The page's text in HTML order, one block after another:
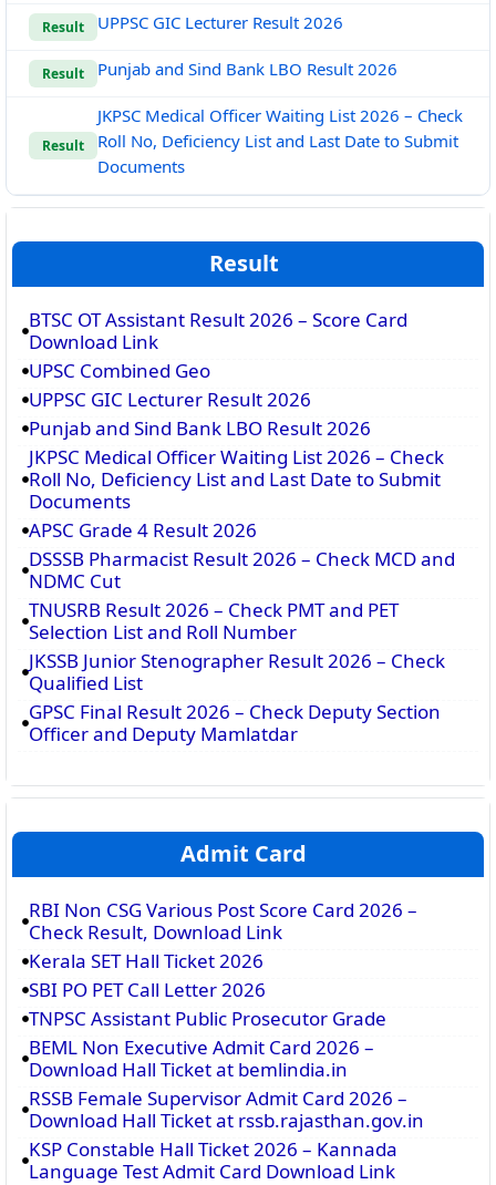
Result UPPSC GIC Lecturer Result 2026
Result Punjab and Sind Bank LBO Result 2026
Result
JKPSC Medical Officer Waiting List 2026 – Check
Roll No, Deficiency List and Last Date to Submit
Documents
Result
BTSC OT Assistant Result 2026 – Score Card
Download Link
UPSC Combined Geo
UPPSC GIC Lecturer Result 2026
Punjab and Sind Bank LBO Result 2026
JKPSC Medical Officer Waiting List 2026 – Check
Roll No, Deficiency List and Last Date to Submit
Documents
APSC Grade 4 Result 2026
DSSSB Pharmacist Result 2026 – Check MCD and
NDMC Cut
TNUSRB Result 2026 – Check PMT and PET
Selection List and Roll Number
JKSSB Junior Stenographer Result 2026 – Check
Qualified List
GPSC Final Result 2026 – Check Deputy Section
Officer and Deputy Mamlatdar
Admit Card
RBI Non CSG Various Post Score Card 2026 –
Check Result, Download Link
Kerala SET Hall Ticket 2026
SBI PO PET Call Letter 2026
TNPSC Assistant Public Prosecutor Grade
BEML Non Executive Admit Card 2026 –
Download Hall Ticket at bemlindia.in
RSSB Female Supervisor Admit Card 2026 –
Download Hall Ticket at rssb.rajasthan.gov.in
KSP Constable Hall Ticket 2026 – Kannada
Language Test Admit Card Download Link